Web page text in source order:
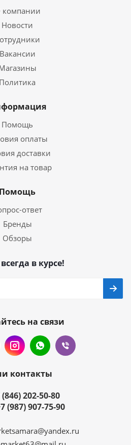
компании
Новости
Вакансии
Политика
Помощь
оплаты
доставки
на товар
Помощь
ответ
Бренды
Обзоры
в курсе!
на связи
контакты
(846) 202-50-80
(987) 907-75-90